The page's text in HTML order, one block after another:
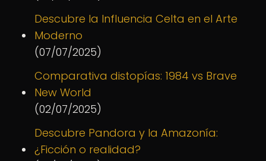
Descubre la Influencia Celta en el Arte
Moderno
(07/07/2025)
Comparativa distopías: 1984 vs Brave
New World
(02/07/2025)
Descubre Pandora y la Amazonía:
¿Ficción o realidad?